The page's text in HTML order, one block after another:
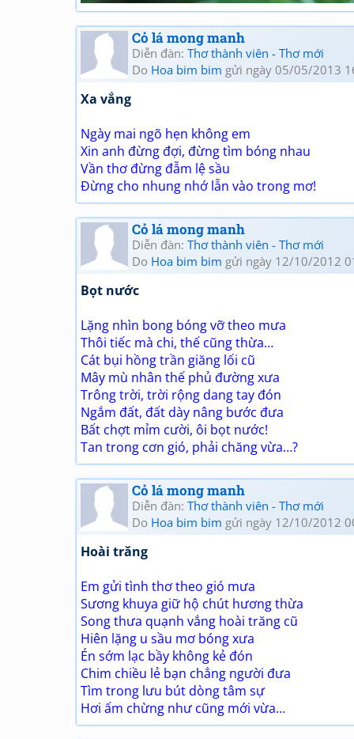
Cỏ lá mong manh
Diễn đàn: Thơ thành viên - Thơ mới
Do Hoa bim bim gửi ngày 05/05/2013
Xa vắng
Ngày mai ngõ hẹn không em
Xin anh đừng đợi, đừng tìm bóng nhau
Vần thơ đừng đẫm lệ sầu
Đừng cho nhung nhớ lẫn vào trong mơ!
Cỏ lá mong manh
Diễn đàn: Thơ thành viên - Thơ mới
Do Hoa bim bim gửi ngày 12/10/2012
Bọt nước
Lặng nhìn bong bóng vỡ theo mưa
Thôi tiếc mà chi, thế cũng thừa…
Cát bụi hồng trần giăng lối cũ
Mây mù nhân thế phủ đường xưa
Trông trời, trời rộng dang tay đón
Ngắm đất, đất dày nâng bước đưa
Bất chợt mỉm cười, ôi bọt nước!
Tan trong cơn gió, phải chăng vừa…?
Cỏ lá mong manh
Diễn đàn: Thơ thành viên - Thơ mới
Do Hoa bim bim gửi ngày 12/10/2012
Hoài trăng
Em gửi tình thơ theo gió mưa
Sương khuya giữ hộ chút hương thừa
Song thưa quạnh vắng hoài trăng cũ
Hiên lặng u sầu mơ bóng xưa
Én sớm lạc bầy không kẻ đón
Chim chiều lẻ bạn chẳng người đưa
Tìm trong lưu bút dòng tâm sự
Hơi ấm chừng như cũng mới vừa…